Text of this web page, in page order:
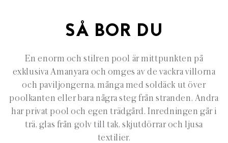
SÅ BOR DU
En enorm och stilren pool är mittpunkten på
exklusiva Amanyara och omges av de vackra villorna
och paviljongerna, många med soldäck ut över
poolkanten eller bara några steg från stranden. Andra
har privat pool och egen trädgård. Inredningen går i
trä, glas från golv till tak, skjutdörrar och ljusa
textilier.